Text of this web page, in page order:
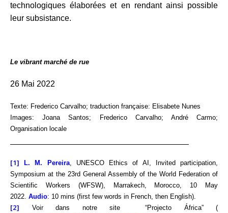
technologiques élaborées et en rendant ainsi possible
leur subsistance.
Le vibrant marché de rue
26 Mai 2022
Texte: Frederico Carvalho; traduction française: Elisabete Nunes
Images: Joana Santos; Frederico Carvalho; André Carmo;
Organisation locale
[1] L. M. Pereira, UNESCO Ethics of AI, Invited participation,
Symposium at the 23rd General Assembly of the World Federation of
Scientific Workers (WFSW), Marrakech, Morocco, 10 May
2022. Audio: 10 mins (first few words in French, then English).
[2] Voir dans notre site “Projecto África” (